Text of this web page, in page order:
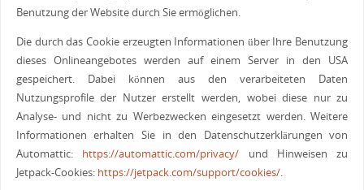
Benutzung der Website durch Sie ermöglichen.
Die durch das Cookie erzeugten Informationen über Ihre Benutzung
dieses Onlineangebotes werden auf einem Server in den USA
gespeichert. Dabei können aus den verarbeiteten Daten
Nutzungsprofile der Nutzer erstellt werden, wobei diese nur zu
Analyse- und nicht zu Werbezwecken eingesetzt werden. Weitere
Informationen erhalten Sie in den Datenschutzerklärungen von
Automattic: https://automattic.com/privacy/ und Hinweisen zu
Jetpack-Cookies: https://jetpack.com/support/cookies/.